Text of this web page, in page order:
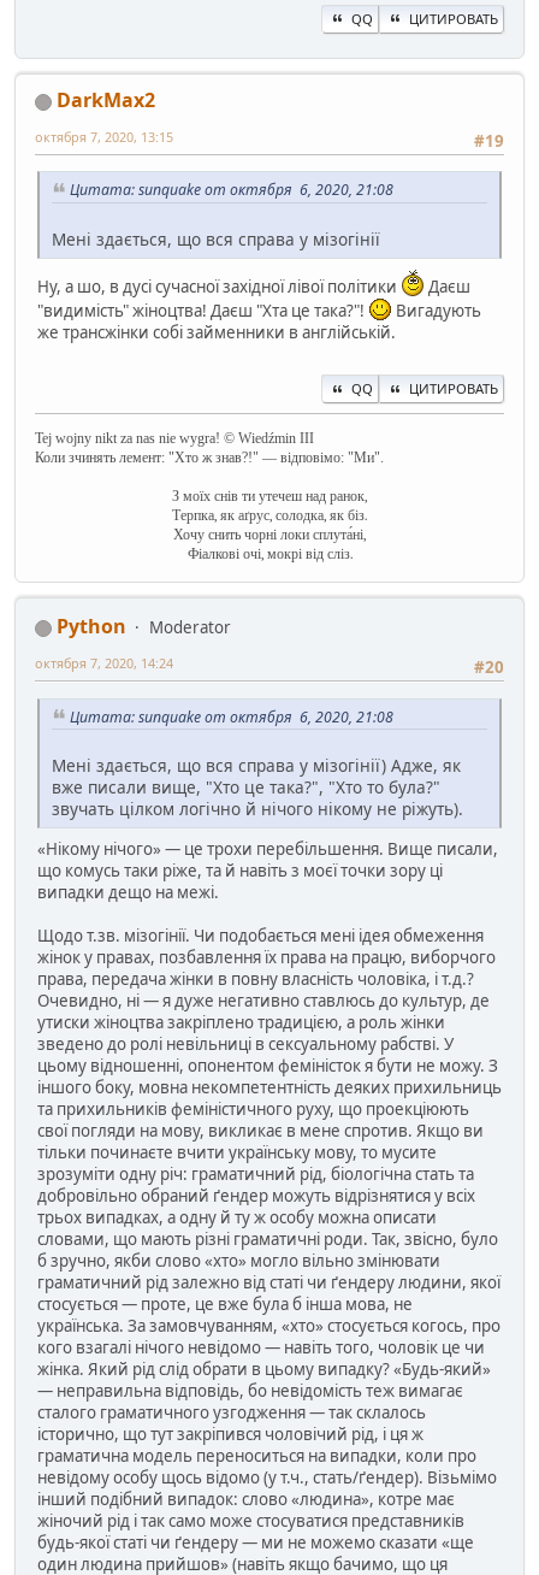
QQ ЦИТИРОВАТЬ
DarkMax2
#19
октября 7, 2020, 13:15
Цитата: sunquake от октября 6, 2020, 21:08
Мені здається, що вся справа у мізогінії
Ну, а шо, в дусі сучасної західної лівої політики
Даєш
"видимість" жіноцтва! Даєш "Хта це така?"!
Вигадують
же трансжінки собі займенники в англійській.
QQ ЦИТИРОВАТЬ
Tej wojny nikt za nas nie wygra! © Wiedźmin III
Коли зчинять лемент: "Хто ж знав?!" — відповімо: "Ми".
З моїх снів ти утечеш над ранок,
Терпка, як аґрус, солодка, як біз.
Хочу снить чорні локи сплута́ні,
Фіалкові очі, мокрі від сліз.
Python
Moderator
#20
октября 7, 2020, 14:24
Цитата: sunquake от октября 6, 2020, 21:08
Мені здається, що вся справа у мізогінії) Адже, як
вже писали вище, "Хто це така?", "Хто то була?"
звучать цілком логічно й нічого нікому не ріжуть).
«Нікому нічого» — це трохи перебільшення. Вище писали,
що комусь таки ріже, та й навіть з моєї точки зору ці
випадки дещо на межі.
Щодо т.зв. мізогінії. Чи подобається мені ідея обмеження
жінок у правах, позбавлення їх права на працю, виборчого
права, передача жінки в повну власність чоловіка, і т.д.?
Очевидно, ні — я дуже негативно ставлюсь до культур, де
утиски жіноцтва закріплено традицією, а роль жінки
зведено до ролі невільниці в сексуальному рабстві. У
цьому відношенні, опонентом феміністок я бути не можу. З
іншого боку, мовна некомпетентність деяких прихильниць
та прихильників феміністичного руху, що проекціюють
свої погляди на мову, викликає в мене спротив. Якщо ви
тільки починаєте вчити українську мову, то мусите
зрозуміти одну річ: граматичний рід, біологічна стать та
добровільно обраний ґендер можуть відрізнятися у всіх
трьох випадках, а одну й ту ж особу можна описати
словами, що мають різні граматичні роди. Так, звісно, було
б зручно, якби слово «хто» могло вільно змінювати
граматичний рід залежно від статі чи ґендеру людини, якої
стосується — проте, це вже була б інша мова, не
українська. За замовчуванням, «хто» стосується когось, про
кого взагалі нічого невідомо — навіть того, чоловік це чи
жінка. Який рід слід обрати в цьому випадку? «Будь-який»
— неправильна відповідь, бо невідомість теж вимагає
сталого граматичного узгодження — так склалось
історично, що тут закріпився чоловічий рід, і ця ж
граматична модель переноситься на випадки, коли про
невідому особу щось відомо (у т.ч., стать/ґендер). Візьмімо
інший подібний випадок: слово «людина», котре має
жіночий рід і так само може стосуватися представників
будь-якої статі чи ґендеру — ми не можемо сказати «ще
один людина прийшов» (навіть якщо бачимо, що ця